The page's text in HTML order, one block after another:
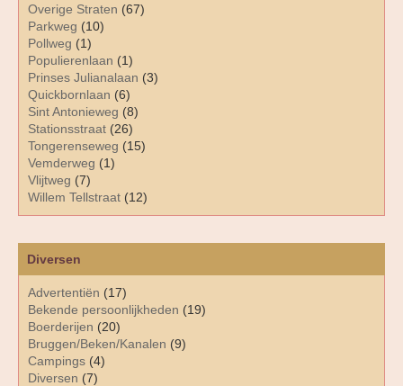
Diversen
Advertentiën (17)
Bekende persoonlijkheden (19)
Boerderijen (20)
Bruggen/Beken/Kanalen (9)
Campings (4)
Diversen (7)
Overige Straten (67)
Parkweg (10)
Pollweg (1)
Populierenlaan (1)
Prinses Julianalaan (3)
Quickbornlaan (6)
Sint Antonieweg (8)
Stationsstraat (26)
Tongerenseweg (15)
Vemderweg (1)
Vlijtweg (7)
Willem Tellstraat (12)